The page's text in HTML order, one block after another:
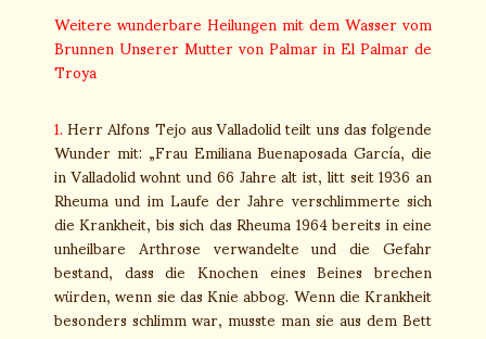
Weitere wunderbare Heilungen mit dem Wasser vom
Brunnen Unserer Mutter von Palmar in El Palmar de
Troya
1.Herr Alfons Tejo aus Valladolid teilt uns das folgende
Wunder mit: „Frau Emiliana Buenaposada García, die
in Valladolid wohnt und 66 Jahre alt ist, litt seit 1936 an
Rheuma und im Laufe der Jahre verschlimmerte sich
die Krankheit, bis sich das Rheuma 1964 bereits in eine
unheilbare Arthrose verwandelte und die Gefahr
bestand, dass die Knochen eines Beines brechen
würden, wenn sie das Knie abbog. Wenn die Krankheit
besonders schlimm war, musste man sie aus dem Bett